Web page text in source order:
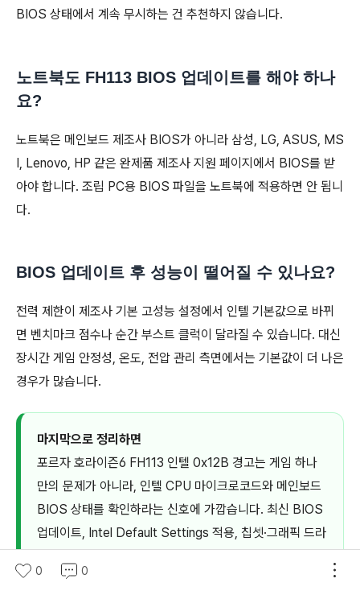
BIOS 상태에서 계속 무시하는 건 추천하지 않습니다.
노트북도 FH113 BIOS 업데이트를 해야 하나
요?
노트북은 메인보드 제조사 BIOS가 아니라 삼성, LG, ASUS, MS
I, Lenovo, HP 같은 완제품 제조사 지원 페이지에서 BIOS를 받
아야 합니다. 조립 PC용 BIOS 파일을 노트북에 적용하면 안 됩니
다.
BIOS 업데이트 후 성능이 떨어질 수 있나요?
전력 제한이 제조사 기본 고성능 설정에서 인텔 기본값으로 바뀌
면 벤치마크 점수나 순간 부스트 클럭이 달라질 수 있습니다. 대신
장시간 게임 안정성, 온도, 전압 관리 측면에서는 기본값이 더 나은
경우가 많습니다.
마지막으로 정리하면
포르자 호라이즌6 FH113 인텔 0x12B 경고는 게임 하나
만의 문제가 아니라, 인텔 CPU 마이크로코드와 메인보드
BIOS 상태를 확인하라는 신호에 가깝습니다. 최신 BIOS
업데이트, Intel Default Settings 적용, 칩셋·그래픽 드라
류까지 같이 줄어드는 경우가 많습니다.
0 0